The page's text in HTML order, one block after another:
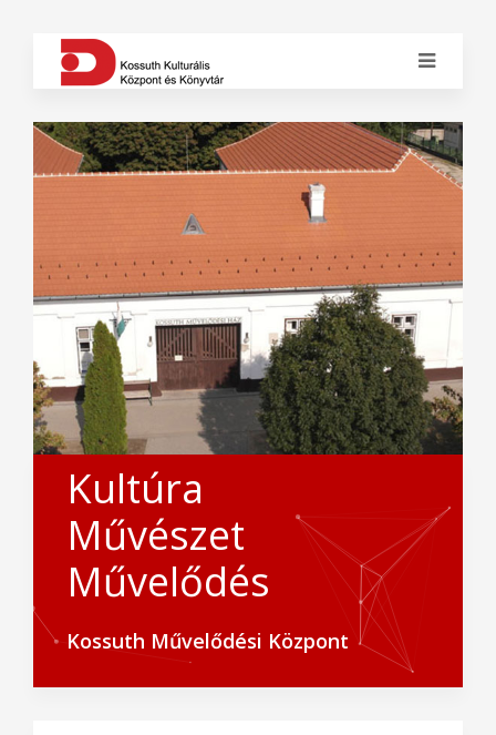
Kultúra
Művészet
Művelődés
Kossuth Művelődési Központ